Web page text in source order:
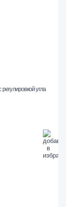
угла